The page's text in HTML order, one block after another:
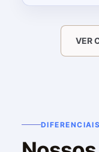
VER